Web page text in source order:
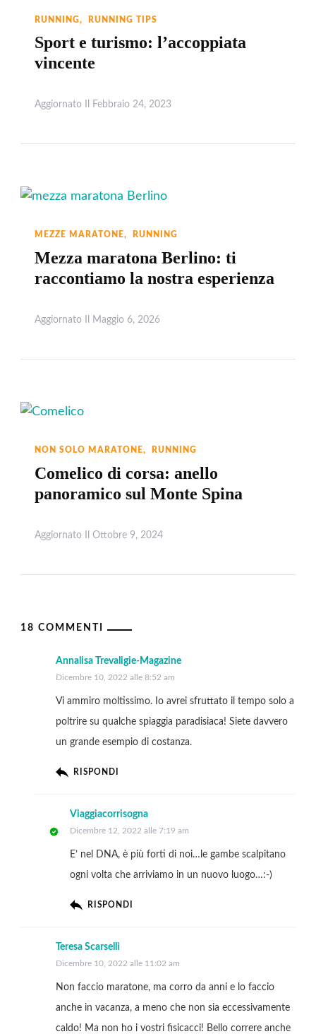
RUNNING RUNNING TIPS
Sport e turismo: l’accoppiata
vincente
Aggiornato Il Febbraio 24, 2023
MEZZE MARATONE RUNNING
Mezza maratona Berlino: ti
raccontiamo la nostra esperienza
Aggiornato Il Maggio 6, 2026
NON SOLO MARATONE RUNNING
Comelico di corsa: anello
panoramico sul Monte Spina
Aggiornato Il Ottobre 9, 2024
18 COMMENTI
Annalisa Trevaligie-Magazine
Dicembre 10, 2022 alle 8:52 am
Vi ammiro moltissimo. Io avrei sfruttato il tempo solo a
poltrire su qualche spiaggia paradisiaca! Siete davvero
un grande esempio di costanza.
RISPONDI
Viaggiacorrisogna
Dicembre 12, 2022 alle 7:19 am
E’ nel DNA, è più forti di noi…le gambe scalpitano
ogni volta che arriviamo in un nuovo luogo…:-)
RISPONDI
Teresa Scarselli
Dicembre 10, 2022 alle 11:02 am
Non faccio maratone, ma corro da anni e lo faccio
anche in vacanza, a meno che non sia eccessivamente
caldo! Ma non ho i vostri fisicacci! Bello correre anche